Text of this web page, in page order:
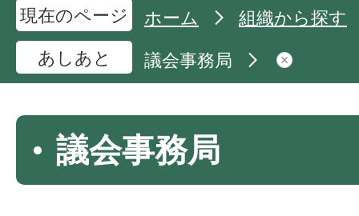
現在のページ ホーム
組織から探す
あしあと
議会事務局
議会事務局